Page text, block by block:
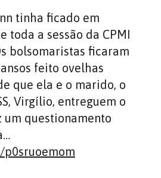
tinha ficado em
toda a sessão da CPMI
bolsomaristas ficaram
feito ovelhas
que ela e o marido, o
Virgílio, entreguem o
um questionamento